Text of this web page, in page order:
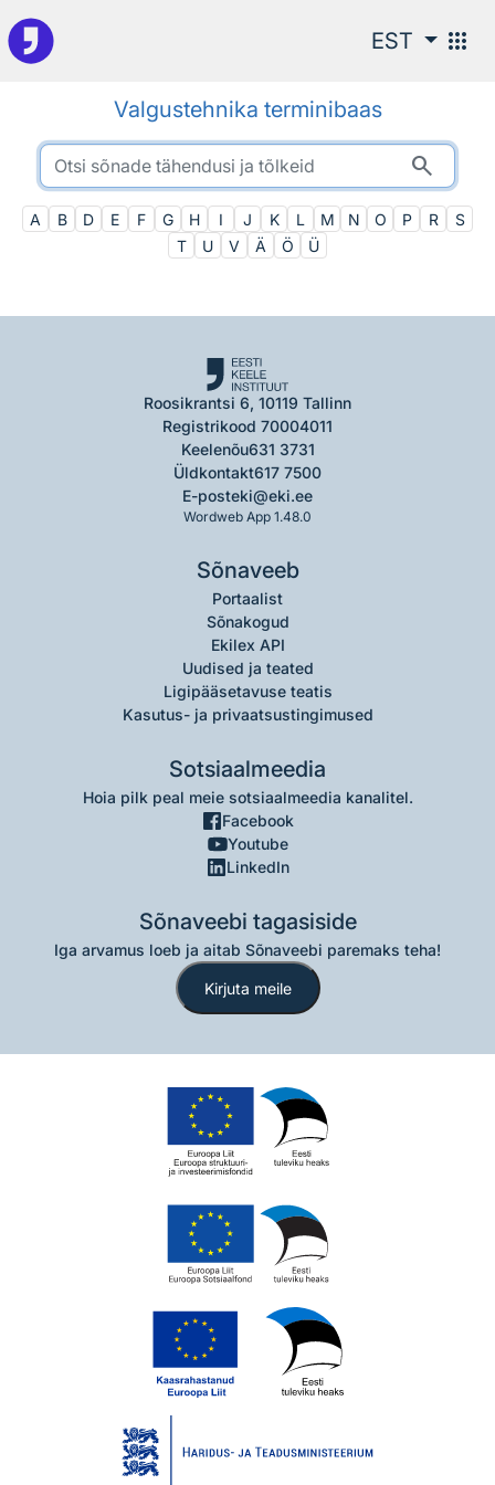
Otsingu juurde
EST apps
Valgustehnika terminibaas
search
A B D E F G H I J K L M N O P R
S
T
U V Ä Ö Ü
Roosikrantsi 6, 10119 Tallinn
Registrikood 70004011
Keelenõu631 3731
Üldkontakt617 7500
E-posteki@eki.ee
Wordweb App 1.48.0
Sõnaveeb
Portaalist
Sõnakogud
Ekilex API
Uudised ja teated
Ligipääsetavuse teatis
Kasutus- ja privaatsustingimused
Sotsiaalmeedia
Hoia pilk peal meie sotsiaalmeedia kanalitel.
Facebook
Youtube
LinkedIn
Sõnaveebi tagasiside
Iga arvamus loeb ja aitab Sõnaveebi paremaks teha!
Kirjuta meile